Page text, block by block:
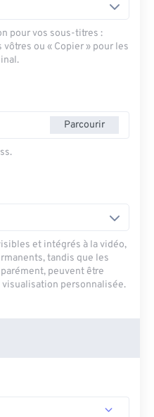
pour vos sous-titres :
ou « Copier » pour les
Parcourir
et intégrés à la vidéo,
tandis que les
peuvent être
personnalisée.